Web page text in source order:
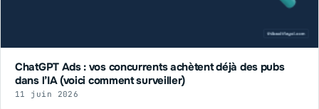
ChatGPT Ads : vos concurrents achètent déjà des pubs
dans l’IA (voici comment surveiller)
11 juin 2026